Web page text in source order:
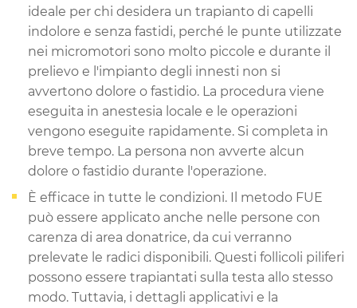
ideale per chi desidera un trapianto di capelli
indolore e senza fastidi, perché le punte utilizzate
nei micromotori sono molto piccole e durante il
prelievo e l'impianto degli innesti non si
avvertono dolore o fastidio. La procedura viene
eseguita in anestesia locale e le operazioni
vengono eseguite rapidamente. Si completa in
breve tempo. La persona non avverte alcun
dolore o fastidio durante l'operazione.
È efficace in tutte le condizioni. Il metodo FUE
può essere applicato anche nelle persone con
carenza di area donatrice, da cui verranno
prelevate le radici disponibili. Questi follicoli piliferi
possono essere trapiantati sulla testa allo stesso
modo. Tuttavia, i dettagli applicativi e la